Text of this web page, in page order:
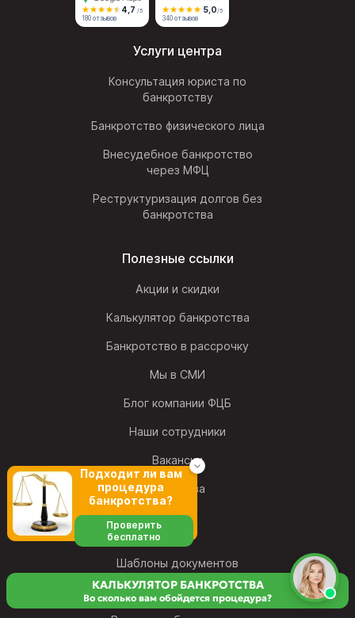
4,7 /5
180 отзывов
5,0/5
340 отзывов
Услуги центра
Консультация юриста по
банкротству
Банкротство физического лица
Внесудебное банкротство
через МФЦ
Реструктуризация долгов без
банкротства
Полезные ссылки
Акции и скидки
Калькулятор банкротства
Банкротство в рассрочку
Мы в СМИ
Блог компании ФЦБ
Наши сотрудники
Вакансии
Франшиза
Шаблоны документов
Словарь банкротства
КАЛЬКУЛЯТОР БАНКРОТСТВА
Во сколько вам обойдется процедура?
Подходит ли вам
процедура
банкротства?
Проверить
бесплатно